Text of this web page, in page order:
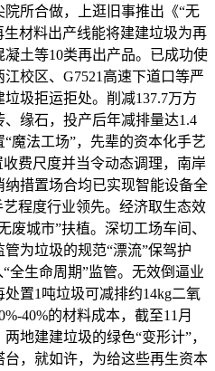
所合做，上逛旧事推出《“无
材料出产线能将建建垃圾为再
土等10类再出产品。已成功使
校区、G7521高速下道口等严
圾拒运拒处。削减137.7万方
缘石，投产后年减排量达1.4
魔法工场”，先辈的资本化手艺
费尺度并当令动态调理，南岸
纳措置场合均已实现智能设备全
程度行业领先。经济取生态效
废城市”扶植。深切工场车间、
为垃圾的规范“漂流”保驾护
全生命周期”监管。无效倒逼业
置1吨垃圾可减排约14kg二氧
40%的材料成本，截至11月
地建建垃圾的绿色“变形计”，
，就如许，为给这些再生资本